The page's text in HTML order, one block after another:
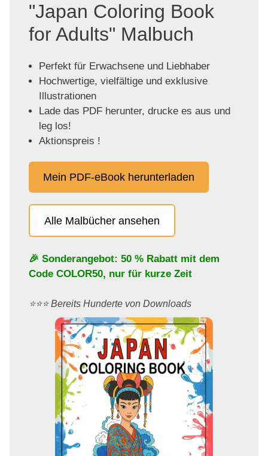
"Japan Coloring Book
for Adults" Malbuch
Perfekt für Erwachsene und Liebhaber
Hochwertige, vielfältige und exklusive
Illustrationen
Lade das PDF herunter, drucke es aus und
leg los!
Aktionspreis !
Mein PDF-eBook herunterladen
Alle Malbücher ansehen
🎉 Sonderangebot: 50 % Rabatt mit dem
Code COLOR50, nur für kurze Zeit
⭐️⭐️⭐️ Bereits Hunderte von Downloads